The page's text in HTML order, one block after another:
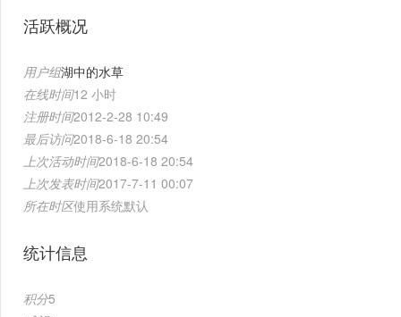
活跃概况
用户组湖中的水草
在线时间12 小时
注册时间2012-2-28 10:49
最后访问2018-6-18 20:54
上次活动时间2018-6-18 20:54
上次发表时间2017-7-11 00:07
所在时区使用系统默认
统计信息
积分5